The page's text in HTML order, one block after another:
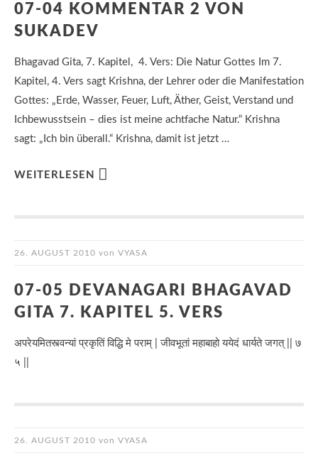
07-04 KOMMENTAR 2 VON
SUKADEV
Bhagavad Gita, 7. Kapitel, 4. Vers: Die Natur Gottes Im 7.
Kapitel, 4. Vers sagt Krishna, der Lehrer oder die Manifestation
Gottes: „Erde, Wasser, Feuer, Luft, Äther, Geist, Verstand und
Ichbewusstsein – dies ist meine achtfache Natur.“ Krishna
sagt: „Ich bin überall.“ Krishna, damit ist jetzt …
WEITERLESEN
26. AUGUST 2010 von VYASA
07-05 DEVANAGARI BHAGAVAD
GITA 7. KAPITEL 5. VERS
अपरेयमितस्त्वन्यां प्रकृतिं विद्धि मे पराम् | जीवभूतां महाबाहो ययेदं धार्यते जगत् || ७
५ ||
26. AUGUST 2010 von VYASA